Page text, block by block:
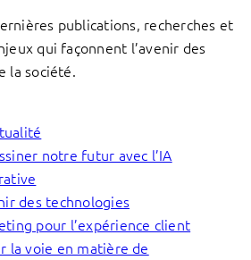
publications, recherches et
qui façonnent l’avenir des
la société.
notre futur avec l’IA
des technologies
pour l’expérience client
la voie en matière de